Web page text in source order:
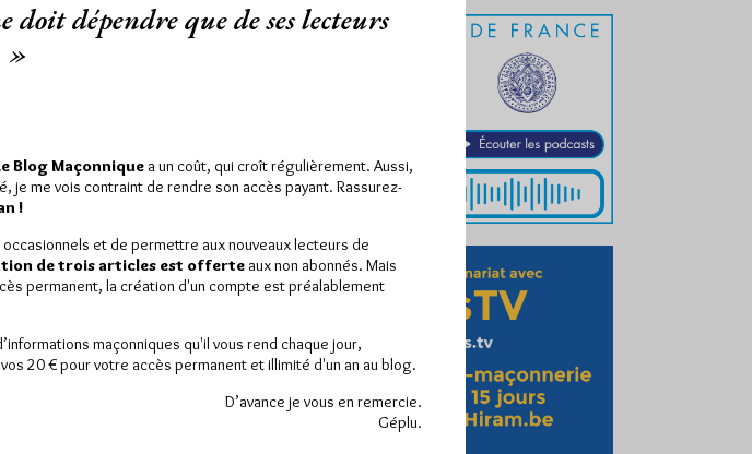
dépendre que de ses lecteurs
»
Blog Maçonnique a un coût, qui croît régulièrement. Aussi,
je me vois contraint de rendre son accès payant. Rassurez-
!
et de permettre aux nouveaux lecteurs de
de trois articles est offerte aux non abonnés. Mais
permanent, la création d'un compte est préalablement
maçonniques qu'il vous rend chaque jour,
20 € pour votre accès permanent et illimité d'un an au blog.
D’avance je vous en remercie.
Géplu.